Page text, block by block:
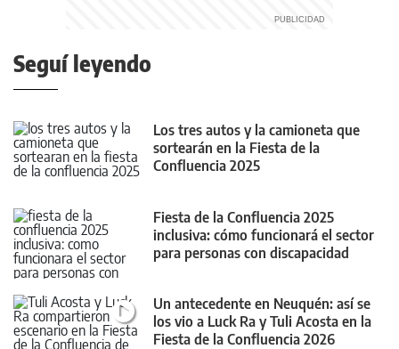
Seguí leyendo
Los tres autos y la camioneta que
sortearán en la Fiesta de la
Confluencia 2025
Fiesta de la Confluencia 2025
inclusiva: cómo funcionará el sector
para personas con discapacidad
Un antecedente en Neuquén: así se
los vio a Luck Ra y Tuli Acosta en la
Fiesta de la Confluencia 2026